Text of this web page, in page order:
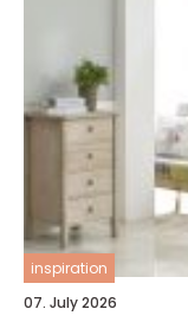
inspiration
07. July 2026